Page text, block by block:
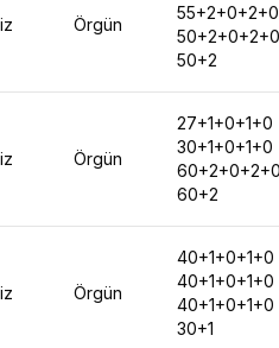
Örgün
55+2+0+2+0
50+2+0+2+0
50+2
Örgün
27+1+0+1+0
30+1+0+1+0
60+2+0+2+0
60+2
Örgün
40+1+0+1+0
40+1+0+1+0
40+1+0+1+0
30+1